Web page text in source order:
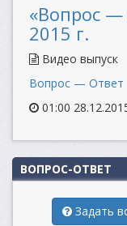
«Вопрос —
2015 г.
Видео выпуск
Вопрос — Ответ
01:00
ВОПРОС-ОТВЕТ
Задать